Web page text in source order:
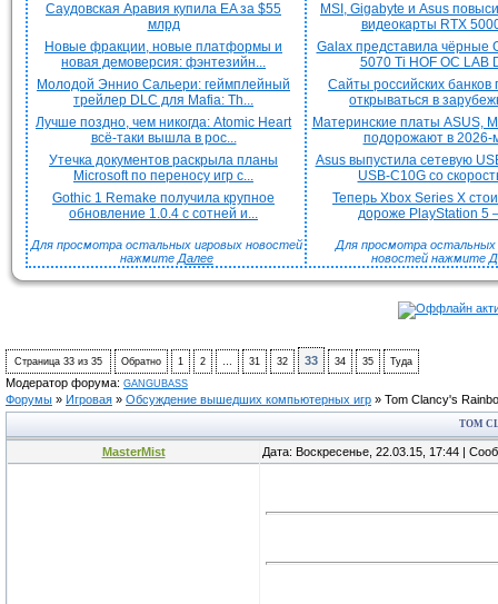
Саудовская Аравия купила EA за $55
млрд
Новые фракции, новые платформы и
новая демоверсия: фэнтезийн...
Молодой Эннио Сальери: геймплейный
трейлер DLC для Mafia: Th...
Лучше поздно, чем никогда: Atomic Heart
всё-таки вышла в рос...
Утечка документов раскрыла планы
Microsoft по переносу игр с...
Gothic 1 Remake получила крупное
обновление 1.0.4 с сотней и...
Для просмотра остальных игровых новостей
нажмите Далее
MSI, Gigabyte и Asus
видеокарты RTX
Galax представила чёрные
5070 Ti HOF OC LAB
Сайты российских банков
открываться в
Материнские платы ASUS,
подорожают в
Asus выпустила сетевую
USB-C10G со
Теперь Xbox Series X
дороже PlayStation 5
Для просмотра остальных
новостей нажмите
Страница 33 из 35 Обратно 1 2 … 31 32 33 34 35 Туда
Модератор форума: GANGUBASS
Форумы » Игровая » Обсуждение вышедших компьютерных игр » Tom Clancy's
TOM
MasterMist Дата: Воскресенье, 22.03.15, 17:44 |